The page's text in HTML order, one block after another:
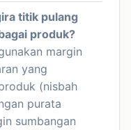
titik pulang
produk?
margin
yang
(nisbah
purata
sumbangan